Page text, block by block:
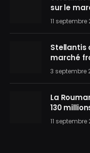
sur le
11 septembre
Stellantis
marché
3 septembre
La
130
11 septembre